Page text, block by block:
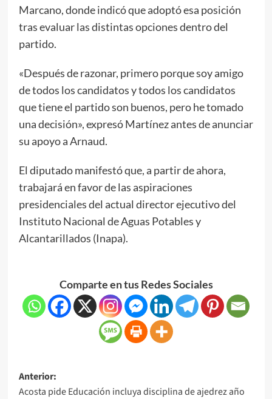
Marcano, donde indicó que adoptó esa posición
tras evaluar las distintas opciones dentro del
partido.
«Después de razonar, primero porque soy amigo
de todos los candidatos y todos los candidatos
que tiene el partido son buenos, pero he tomado
una decisión», expresó Martínez antes de anunciar
su apoyo a Arnaud.
El diputado manifestó que, a partir de ahora,
trabajará en favor de las aspiraciones
presidenciales del actual director ejecutivo del
Instituto Nacional de Aguas Potables y
Alcantarillados (Inapa).
Comparte en tus Redes Sociales
Anterior:
Acosta pide Educación incluya disciplina de ajedrez año